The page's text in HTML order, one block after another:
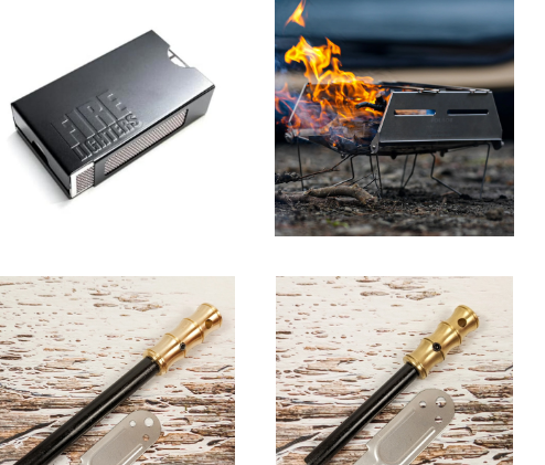
FIRELIGHTERS SLEEVE CAS
E / ファイヤーライターズ スリ
ーブ ケースset BLACK
¥2,948
SOLD OUT
BONFIRE STAND
¥15,950
SOLD OUT
野良道具製作所 / 野良スティッ
ク 竹（極太）
¥4,800
野良道具製作所 / 野良スティッ
ク 竹（MINI）
¥3,800
SOLD OUT